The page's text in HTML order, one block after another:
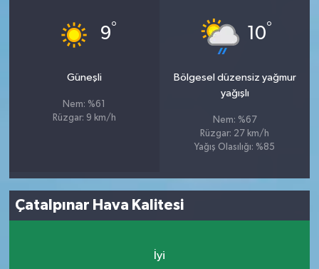
9°
Güneşli
Nem: %61
Rüzgar: 9 km/h
10°
Bölgesel düzensiz yağmur
yağışlı
Nem: %67
Rüzgar: 27 km/h
Yağış Olasılığı: %85
Çatalpınar Hava Kalitesi
İyi